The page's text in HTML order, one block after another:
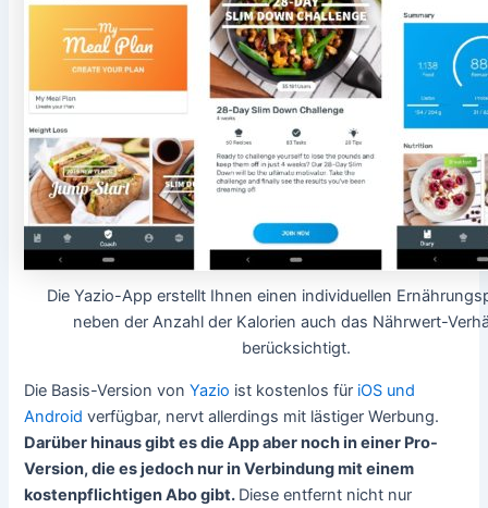
Die Yazio-App erstellt Ihnen einen individuellen
neben der Anzahl der Kalorien auch das Nährwert-
berücksichtigt.
Die Basis-Version vonYazio ist kostenlos für iOS und
Android verfügbar, nervt allerdings mit lästiger Werbung.
Darüber hinaus gibt es die App aber noch in einer Pro-
Version, die es jedoch nur in Verbindung mit einem
kostenpflichtigen Abo gibt. Diese entfernt nicht nur